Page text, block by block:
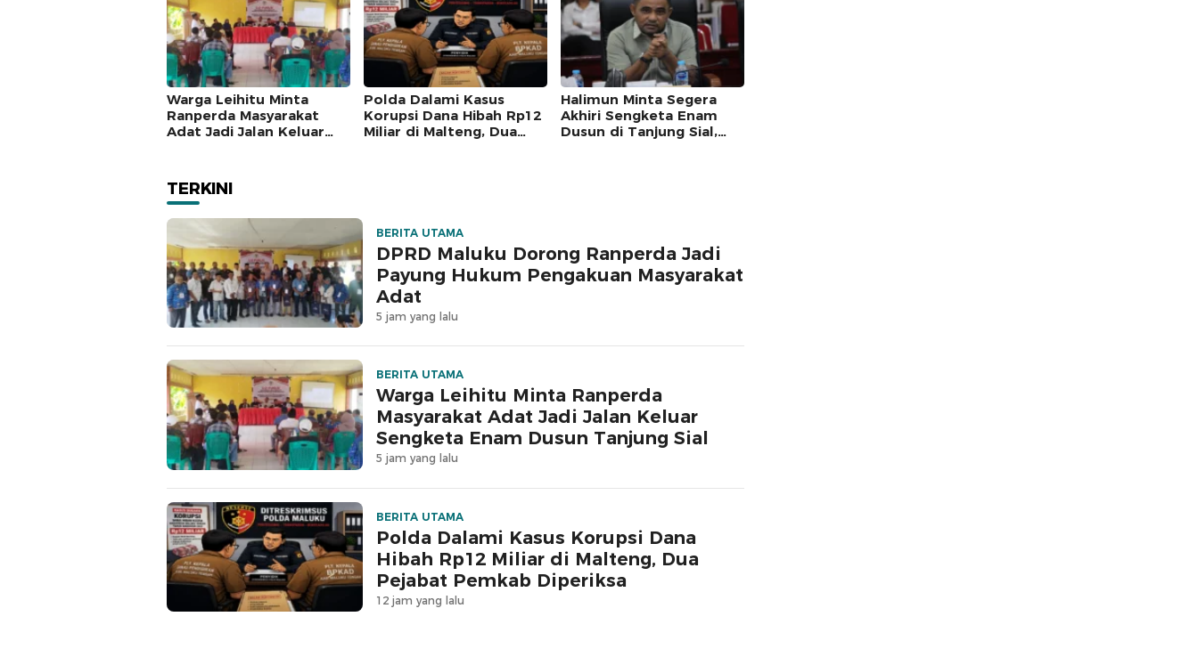
Warga Leihitu Minta
Ranperda Masyarakat
Adat Jadi Jalan Keluar
Polda Dalami Kasus
Korupsi Dana Hibah Rp12
Miliar di Malteng, Dua
Halimun Minta Segera
Akhiri Sengketa Enam
Dusun di Tanjung Sial,
TERKINI
BERITA UTAMA
DPRD Maluku Dorong Ranperda Jadi
Payung Hukum Pengakuan Masyarakat
Adat
5 jam yang lalu
BERITA UTAMA
Warga Leihitu Minta Ranperda
Masyarakat Adat Jadi Jalan Keluar
Sengketa Enam Dusun Tanjung Sial
5 jam yang lalu
BERITA UTAMA
Polda Dalami Kasus Korupsi Dana
Hibah Rp12 Miliar di Malteng, Dua
Pejabat Pemkab Diperiksa
12 jam yang lalu